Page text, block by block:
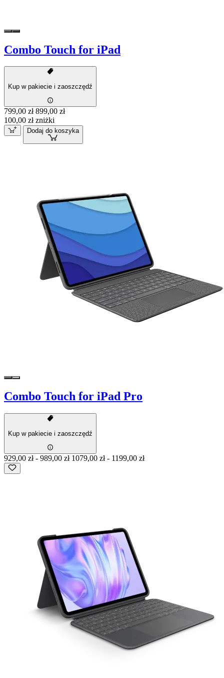
Combo Touch for iPad
Kup w pakiecie i zaoszczędź
799,00 zł 899,00 zł
100,00 zł zniżki
Dodaj do koszyka
Combo Touch for iPad Pro
Kup w pakiecie i zaoszczędź
929,00 zł- 989,00 zł 1079,00 zł- 1199,00 zł